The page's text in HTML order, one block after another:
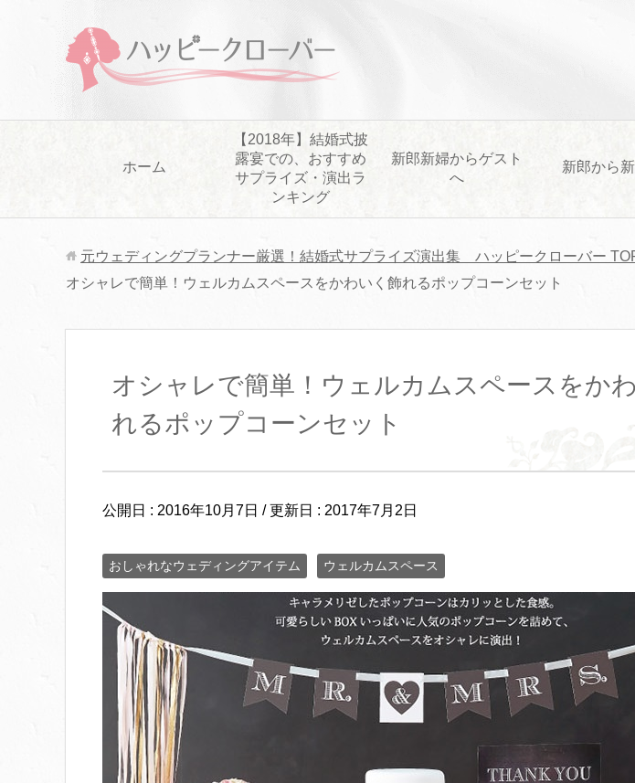
ホーム
【2018年】結婚式披
露宴での、おすすめ
サプライズ・演出ラ
ンキング
新郎新婦からゲスト
へ
新郎から
元ウェディングプランナー厳選！結婚式サプライズ演出集 ハッピークローバー
オシャレで簡単！ウェルカムスペースをかわいく飾れるポップコーンセット
オシャレで簡単！ウェルカムスペースをか
れるポップコーンセット
公開日 : 2016年10月7日 / 更新日 : 2017年7月2日
おしゃれなウェディングアイテム ウェルカムスペース